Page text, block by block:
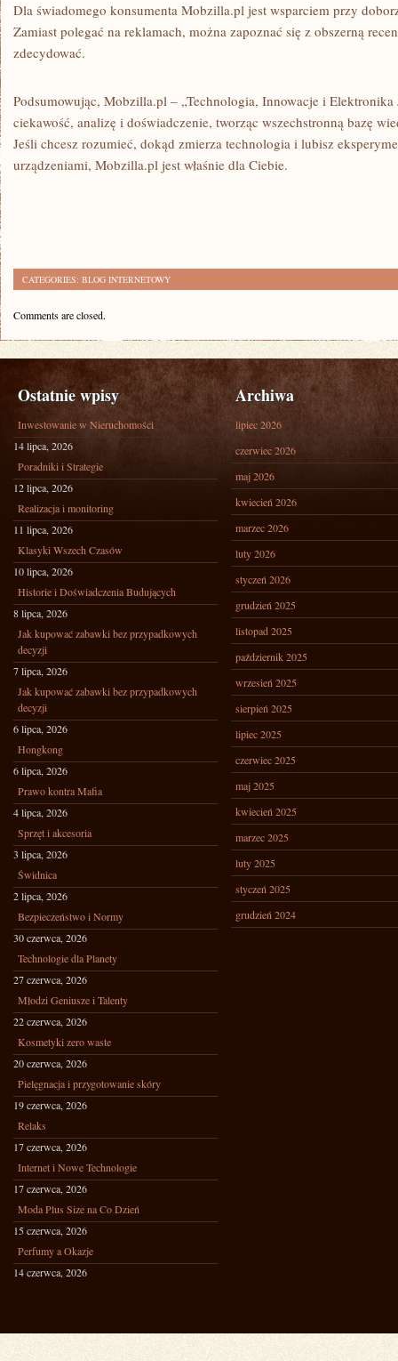
Dla świadomego konsumenta Mobzilla.pl jest wsparciem przy
Zamiast polegać na reklamach, można zapoznać się z obszerną
zdecydować.
Podsumowując, Mobzilla.pl – „Technologia, Innowacje i
ciekawość, analizę i doświadczenie, tworząc wszechstronną bazę
Jeśli chcesz rozumieć, dokąd zmierza technologia i lubisz
urządzeniami, Mobzilla.pl jest właśnie dla Ciebie.
CATEGORIES: BLOG INTERNETOWY
Comments are closed.
Ostatnie wpisy
Inwestowanie w Nieruchomości
14 lipca, 2026
Poradniki i Strategie
12 lipca, 2026
Realizacja i monitoring
11 lipca, 2026
Klasyki Wszech Czasów
10 lipca, 2026
Historie i Doświadczenia Budujących
8 lipca, 2026
Jak kupować zabawki bez przypadkowych
decyzji
7 lipca, 2026
Jak kupować zabawki bez przypadkowych
decyzji
6 lipca, 2026
Hongkong
6 lipca, 2026
Prawo kontra Mafia
4 lipca, 2026
Sprzęt i akcesoria
3 lipca, 2026
Świdnica
2 lipca, 2026
Bezpieczeństwo i Normy
30 czerwca, 2026
Technologie dla Planety
27 czerwca, 2026
Młodzi Geniusze i Talenty
22 czerwca, 2026
Kosmetyki zero waste
20 czerwca, 2026
Pielęgnacja i przygotowanie skóry
19 czerwca, 2026
Relaks
17 czerwca, 2026
Internet i Nowe Technologie
17 czerwca, 2026
Moda Plus Size na Co Dzień
15 czerwca, 2026
Perfumy a Okazje
14 czerwca, 2026
Archiwa
lipiec 2026
czerwiec 2026
maj 2026
kwiecień 2026
marzec 2026
luty 2026
styczeń 2026
grudzień 2025
listopad 2025
październik 2025
wrzesień 2025
sierpień 2025
lipiec 2025
czerwiec 2025
maj 2025
kwiecień 2025
marzec 2025
luty 2025
styczeń 2025
grudzień 2024